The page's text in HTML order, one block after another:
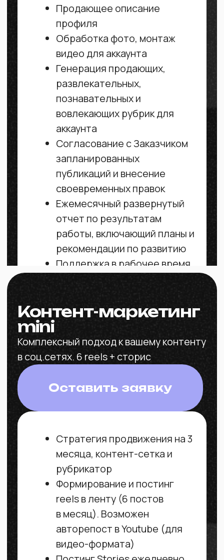
Давайте
пообщаемся?
Оставьте заявку здесь, и получите
консультацию по вашему проекту
+996
Отправить
ИП Осипов К.А.
ИНН:21707199850105
ОКПО: 34440466
Свяжитесь с нами
+996 505 442 383